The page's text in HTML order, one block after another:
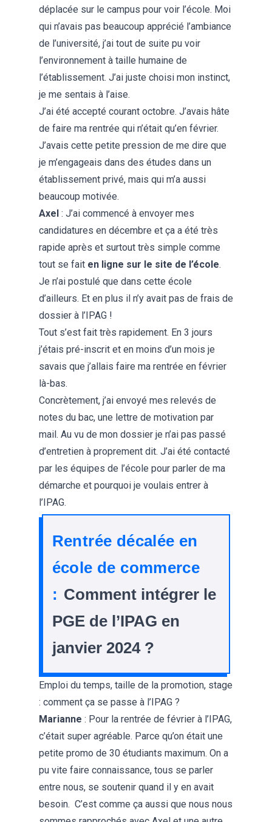
déplacée sur le campus pour voir l’école. Moi
qui n’avais pas beaucoup apprécié l’ambiance
de l’université, j’ai tout de suite pu voir
l’environnement à taille humaine de
l’établissement. J’ai juste choisi mon instinct,
je me sentais à l’aise.
J’ai été accepté courant octobre. J’avais hâte
de faire ma rentrée qui n’était qu’en février.
J’avais cette petite pression de me dire que
je m’engageais dans des études dans un
établissement privé, mais qui m’a aussi
beaucoup motivée.
Axel : J’ai commencé à envoyer mes
candidatures en décembre et ça a été très
rapide après et surtout très simple comme
tout se fait en ligne sur le site de l’école.
Je n’ai postulé que dans cette école
d’ailleurs. Et en plus il n’y avait pas de frais de
dossier à l’IPAG !
Tout s’est fait très rapidement. En 3 jours
j’étais pré-inscrit et en moins d’un mois je
savais que j’allais faire ma rentrée en février
là-bas.
Concrètement, j’ai envoyé mes relevés de
notes du bac, une lettre de motivation par
mail. Au vu de mon dossier je n’ai pas passé
d’entretien à proprement dit. J’ai été contacté
par les équipes de l’école pour parler de ma
démarche et pourquoi je voulais entrer à
l’IPAG.
Rentrée décalée en
école de commerce
: Comment intégrer le
PGE de l’IPAG en
janvier 2024 ?
Emploi du temps, taille de la promotion, stage
: comment ça se passe à l’IPAG ?
Marianne : Pour la rentrée de février à l’IPAG,
c’était super agréable. Parce qu’on était une
petite promo de 30 étudiants maximum. On a
pu vite faire connaissance, tous se parler
entre nous, se soutenir quand il y en avait
besoin. C’est comme ça aussi que nous nous